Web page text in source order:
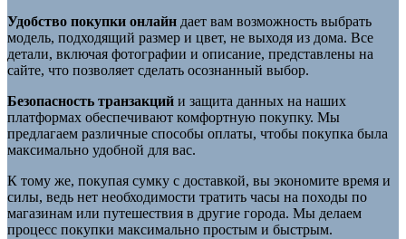
Удобство покупки онлайн дает вам возможность выбрать
модель, подходящий размер и цвет, не выходя из дома. Все
детали, включая фотографии и описание, представлены на
сайте, что позволяет сделать осознанный выбор.
Безопасность транзакций и защита данных на наших
платформах обеспечивают комфортную покупку. Мы
предлагаем различные способы оплаты, чтобы покупка была
максимально удобной для вас.
К тому же, покупая сумку с доставкой, вы экономите время и
силы, ведь нет необходимости тратить часы на походы по
магазинам или путешествия в другие города. Мы делаем
процесс покупки максимально простым и быстрым.